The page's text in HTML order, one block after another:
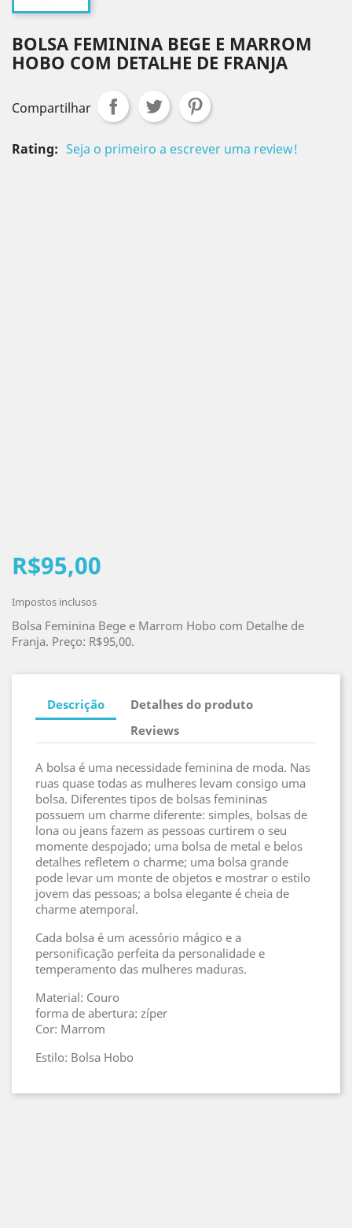
BOLSA FEMININA BEGE E MARROM
HOBO COM DETALHE DE FRANJA
Compartilhar
Rating: Seja o primeiro a escrever uma review!
R$95,00
Impostos inclusos
Bolsa Feminina Bege e Marrom Hobo com Detalhe de
Franja. Preço: R$95,00.
Descrição
Detalhes do produto
Reviews
A bolsa é uma necessidade feminina de moda. Nas
ruas quase todas as mulheres levam consigo uma
bolsa. Diferentes tipos de bolsas femininas
possuem um charme diferente: simples, bolsas de
lona ou jeans fazem as pessoas curtirem o seu
momente despojado; uma bolsa de metal e belos
detalhes refletem o charme; uma bolsa grande
pode levar um monte de objetos e mostrar o estilo
jovem das pessoas; a bolsa elegante é cheia de
charme atemporal.
Cada bolsa é um acessório mágico e a
personificação perfeita da personalidade e
temperamento das mulheres maduras.
Material: Couro
forma de abertura: zíper
Cor: Marrom
Estilo: Bolsa Hobo